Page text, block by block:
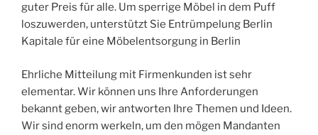
guter Preis für alle. Um sperrige Möbel in dem Puff
loszuwerden, unterstützt Sie Entrümpelung Berlin
Kapitale für eine Möbelentsorgung in Berlin
Ehrliche Mitteilung mit Firmenkunden ist sehr
elementar. Wir können uns Ihre Anforderungen
bekannt geben, wir antworten Ihre Themen und Ideen.
Wir sind enorm werkeln, um den mögen Mandanten